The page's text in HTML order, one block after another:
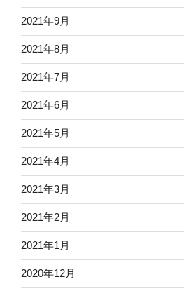
2021年9月
2021年8月
2021年7月
2021年6月
2021年5月
2021年4月
2021年3月
2021年2月
2021年1月
2020年12月